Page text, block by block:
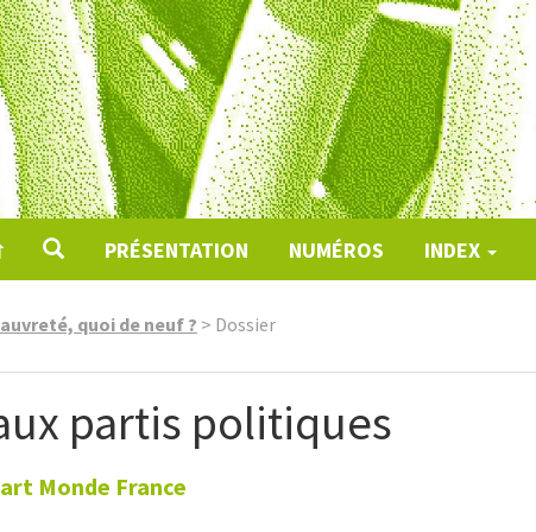
PRÉSENTATION NUMÉROS INDEX
quoi de neuf ? > Dossier
partis politiques
Monde France